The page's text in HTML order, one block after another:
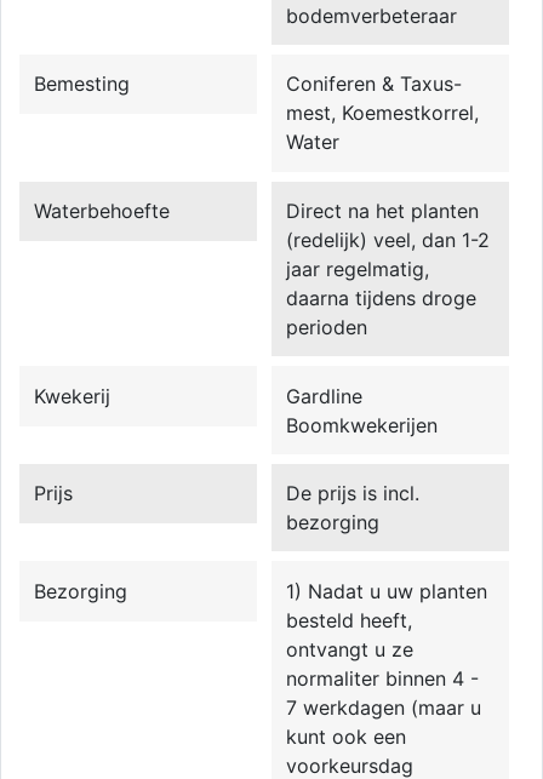
bodemverbeteraar
Bemesting
Coniferen & Taxus-
mest, Koemestkorrel,
Water
Waterbehoefte
Direct na het planten
(redelijk) veel, dan 1-2
jaar regelmatig,
daarna tijdens droge
perioden
Kwekerij
Gardline
Boomkwekerijen
Prijs
De prijs is incl.
bezorging
Bezorging
1) Nadat u uw planten
besteld heeft,
ontvangt u ze
normaliter binnen 4 -
7 werkdagen (maar u
kunt ook een
voorkeursdag